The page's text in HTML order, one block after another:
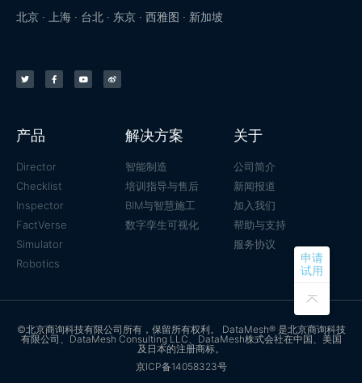
申请
试用
北京 · 上海 · 台北 · 东京 · 西雅图 · 新加坡
产品
Director
Checklist
Inspector
FactVerse
Simulator
Robotics
解决方案
智能制造
培训指导与售后
BIM与智慧施工
数字孪生可视化
关于
公司简介
新闻报道
加入我们
帮助与支持
服务协议
©北京商询科技有限公司所有，保留所有权利。 DataMesh® 是北京商询科技
有限公司、DataMesh Consulting LLC、DataMesh株式会社在中国、美国
及日本的注册商标。
京ICP备14058323号